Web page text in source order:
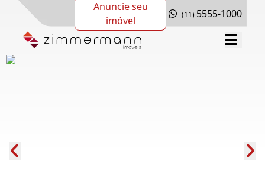
Anuncie seu
imóvel
(11) 5555-1000